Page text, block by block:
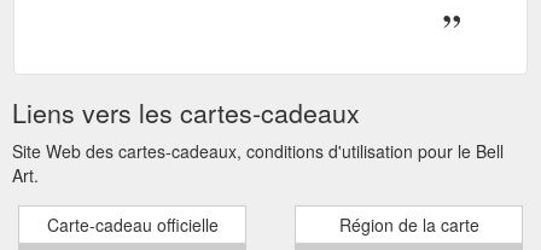
Liens vers les cartes-cadeaux
Site Web des cartes-cadeaux, conditions d'utilisation pour le Bell
Art.
Carte-cadeau officielle Région de la carte